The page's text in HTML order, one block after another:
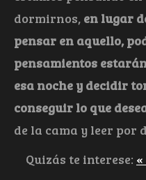
dormirnos, en lugar
pensar en aquello,
pensamientos
esa noche y decidir
conseguir lo que
de la cama y leer por
Quizás te interese: